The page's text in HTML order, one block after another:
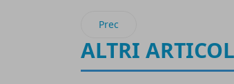
Articolo precedente: Virtual
Prec
ALTRI